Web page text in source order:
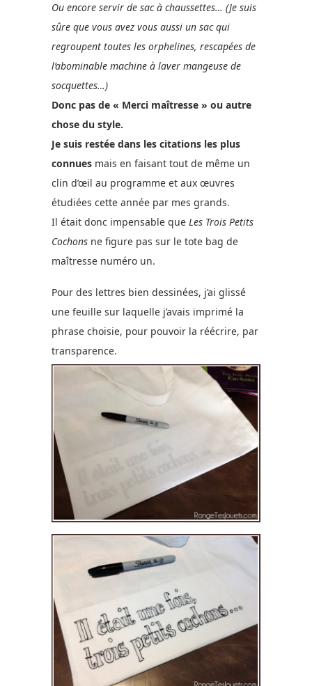
Ou encore servir de sac à chaussettes… (Je suis
sûre que vous avez vous aussi un sac qui
regroupent toutes les orphelines, rescapées de
l’abominable machine à laver mangeuse de
socquettes…)
Donc pas de « Merci maîtresse » ou autre
chose du style.
Je suis restée dans les citations les plus
connues mais en faisant tout de même un
clin d’œil au programme et aux œuvres
étudiées cette année par mes grands.
Il était donc impensable que Les Trois Petits
Cochons ne figure pas sur le tote bag de
maîtresse numéro un.
Pour des lettres bien dessinées, j’ai glissé
une feuille sur laquelle j’avais imprimé la
phrase choisie, pour pouvoir la réécrire, par
transparence.